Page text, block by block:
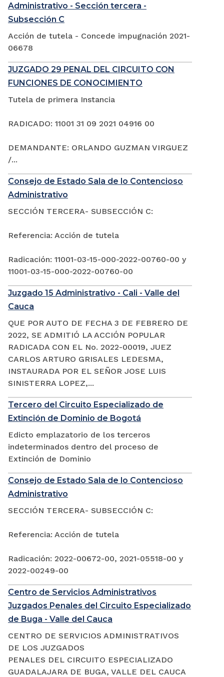
Administrativo - Sección tercera -
Subsección C
Acción de tutela - Concede impugnación 2021-
06678
JUZGADO 29 PENAL DEL CIRCUITO CON
FUNCIONES DE CONOCIMIENTO
Tutela de primera Instancia
RADICADO: 11001 31 09 2021 04916 00
DEMANDANTE: ORLANDO GUZMAN VIRGUEZ
/...
Consejo de Estado Sala de lo Contencioso
Administrativo
SECCIÓN TERCERA- SUBSECCIÓN C:
Referencia: Acción de tutela
Radicación: 11001-03-15-000-2022-00760-00 y
11001-03-15-000-2022-00760-00
Juzgado 15 Administrativo - Cali - Valle del
Cauca
QUE POR AUTO DE FECHA 3 DE FEBRERO DE
2022, SE ADMITIÓ LA ACCIÓN POPULAR
RADICADA CON EL No. 2022-00019, JUEZ
CARLOS ARTURO GRISALES LEDESMA,
INSTAURADA POR EL SEÑOR JOSE LUIS
SINISTERRA LOPEZ,...
Tercero del Circuito Especializado de
Extinción de Dominio de Bogotá
Edicto emplazatorio de los terceros
indeterminados dentro del proceso de
Extinción de Dominio
Consejo de Estado Sala de lo Contencioso
Administrativo
SECCIÓN TERCERA- SUBSECCIÓN C:
Referencia: Acción de tutela
Radicación: 2022-00672-00, 2021-05518-00 y
2022-00249-00
Centro de Servicios Administrativos
Juzgados Penales del Circuito Especializado
de Buga - Valle del Cauca
CENTRO DE SERVICIOS ADMINISTRATIVOS
DE LOS JUZGADOS
PENALES DEL CIRCUITO ESPECIALIZADO
GUADALAJARA DE BUGA, VALLE DEL CAUCA